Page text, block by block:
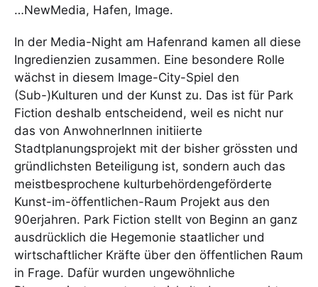
…NewMedia, Hafen, Image.
In der Media-Night am Hafenrand kamen all diese
Ingredienzien zusammen. Eine besondere Rolle
wächst in diesem Image-City-Spiel den
(Sub-)Kulturen und der Kunst zu. Das ist für Park
Fiction deshalb entscheidend, weil es nicht nur
das von AnwohnerInnen initiierte
Stadtplanungsprojekt mit der bisher grössten und
gründlichsten Beteiligung ist, sondern auch das
meistbesprochene kulturbehördengeförderte
Kunst-im-öffentlichen-Raum Projekt aus den
90erjahren. Park Fiction stellt von Beginn an ganz
ausdrücklich die Hegemonie staatlicher und
wirtschaftlicher Kräfte über den öffentlichen Raum
in Frage. Dafür wurden ungewöhnliche